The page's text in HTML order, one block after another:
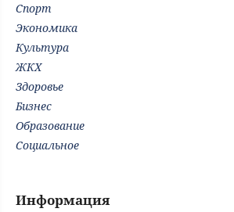
Спорт
Экономика
Культура
ЖКХ
Здоровье
Бизнес
Образование
Социальное
Информация